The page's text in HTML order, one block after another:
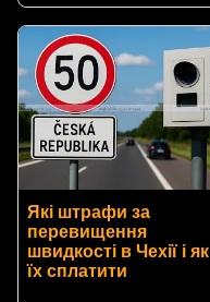
Які штрафи за
перевищення
швидкості в Чехії і як
їх сплатити